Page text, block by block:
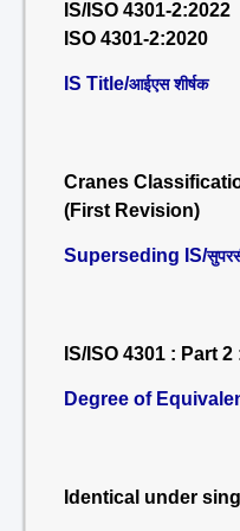
IS/ISO 4301-2:2022
ISO 4301-2:2020
IS Title/आईएस शीर्षक
Cranes
(First Revision)
Superseding IS/
IS/ISO 4301 : Part 2
Degree of
Identical under